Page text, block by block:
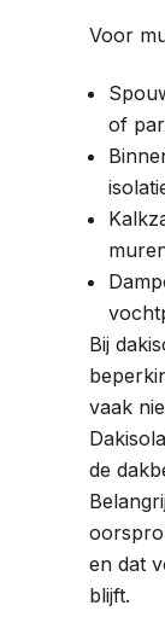
Voor
of
Bij
vaak
de
en dat
blijft.